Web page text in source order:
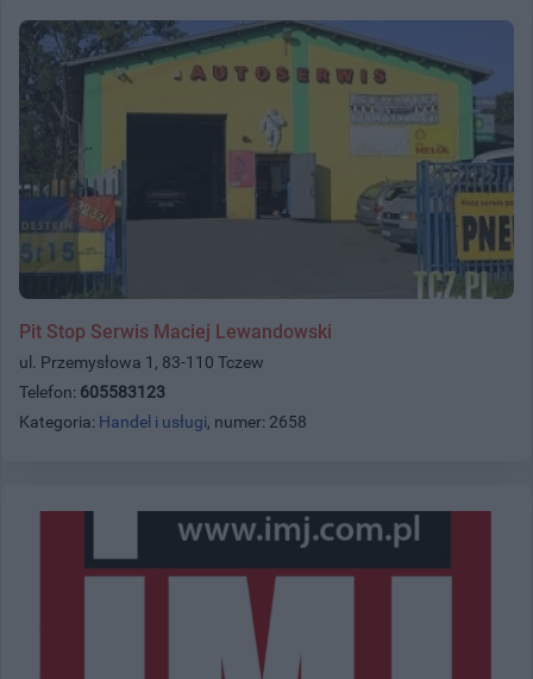
Pit Stop Serwis Maciej Lewandowski
ul. Przemysłowa 1, 83-110 Tczew
Telefon: 605583123
Kategoria: Handel i usługi, numer: 2658